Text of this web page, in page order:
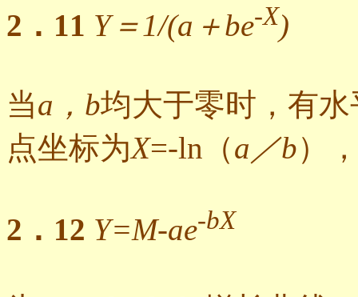
2．11 Y＝1/(a＋be-X)
当a，b均大于零时，有
点坐标为X=-ln（a／b）
2．12 Y=M-ae-bX